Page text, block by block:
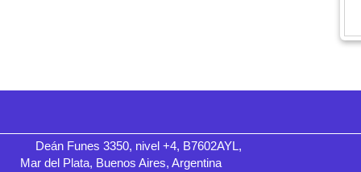
Deán Funes 3350, nivel +4, B7602AYL,
Mar del Plata, Buenos Aires, Argentina